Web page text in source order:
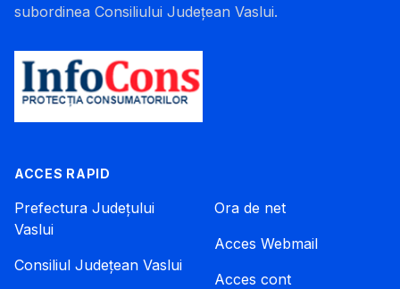
subordinea Consiliului Județean Vaslui.
ACCES RAPID
Prefectura Județului
Vaslui
Consiliul Județean Vaslui
Ora de net
Acces Webmail
Acces cont